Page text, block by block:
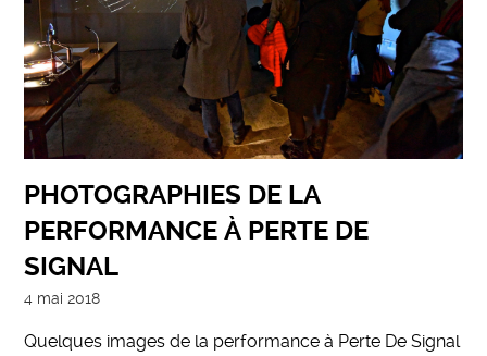
PHOTOGRAPHIES DE LA
PERFORMANCE À PERTE DE
SIGNAL
4 mai 2018
Quelques images de la performance à Perte De Signal